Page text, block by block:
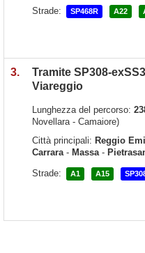
Strade:
SP468R A22
3.
Tramite SP308-
Viareggio
Lunghezza del percorso:
Novellara - Camaiore)
Città principali: Reggio
Carrara- Massa-
Strade:
A1 A15